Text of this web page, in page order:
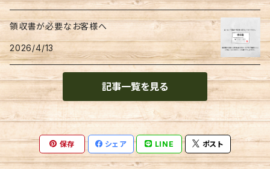
領収書が必要なお客様へ
2026/4/13
記事一覧を見る
保存 シェア LINE ポスト